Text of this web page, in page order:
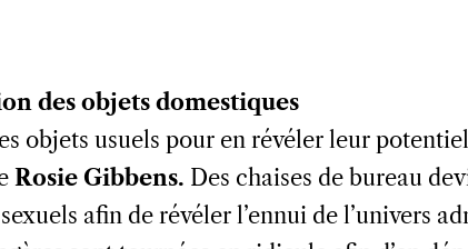
des objets domestiques
objets usuels pour en révéler leur potentiel
Rosie Gibbens. Des chaises de bureau
afin de révéler l’ennui de l’univers